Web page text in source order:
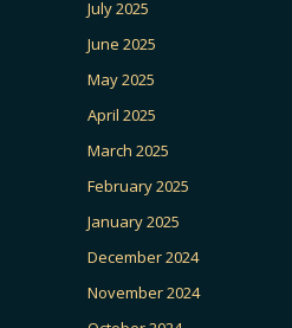
July 2025
June 2025
May 2025
April 2025
March 2025
February 2025
January 2025
December 2024
November 2024